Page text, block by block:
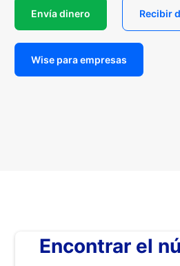
Envía dinero Recibir
Wise para empresas
Encontrar el